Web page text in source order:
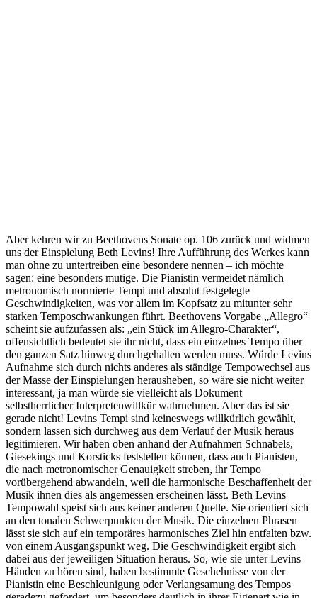
Aber kehren wir zu Beethovens Sonate op. 106 zurück und widmen
uns der Einspielung Beth Levins! Ihre Aufführung des Werkes kann
man ohne zu untertreiben eine besondere nennen – ich möchte
sagen: eine besonders mutige. Die Pianistin vermeidet nämlich
metronomisch normierte Tempi und absolut festgelegte
Geschwindigkeiten, was vor allem im Kopfsatz zu mitunter sehr
starken Temposchwankungen führt. Beethovens Vorgabe „Allegro“
scheint sie aufzufassen als: „ein Stück im Allegro-Charakter“,
offensichtlich bedeutet sie ihr nicht, dass ein einzelnes Tempo über
den ganzen Satz hinweg durchgehalten werden muss. Würde Levins
Aufnahme sich durch nichts anderes als ständige Tempowechsel aus
der Masse der Einspielungen herausheben, so wäre sie nicht weiter
interessant, ja man würde sie vielleicht als Dokument
selbstherrlicher Interpretenwillkür wahrnehmen. Aber das ist sie
gerade nicht! Levins Tempi sind keineswegs willkürlich gewählt,
sondern lassen sich durchweg aus dem Verlauf der Musik heraus
legitimieren. Wir haben oben anhand der Aufnahmen Schnabels,
Giesekings und Korsticks feststellen können, dass auch Pianisten,
die nach metronomischer Genauigkeit streben, ihr Tempo
vorübergehend abwandeln, weil die harmonische Beschaffenheit der
Musik ihnen dies als angemessen erscheinen lässt. Beth Levins
Tempowahl speist sich aus keiner anderen Quelle. Sie orientiert sich
an den tonalen Schwerpunkten der Musik. Die einzelnen Phrasen
lässt sie sich auf ein temporäres harmonisches Ziel hin entfalten bzw.
von einem Ausgangspunkt weg. Die Geschwindigkeit ergibt sich
dabei aus der jeweiligen Situation heraus. So, wie sie unter Levins
Händen zu hören sind, haben bestimmte Geschehnisse von der
Pianistin eine Beschleunigung oder Verlangsamung des Tempos